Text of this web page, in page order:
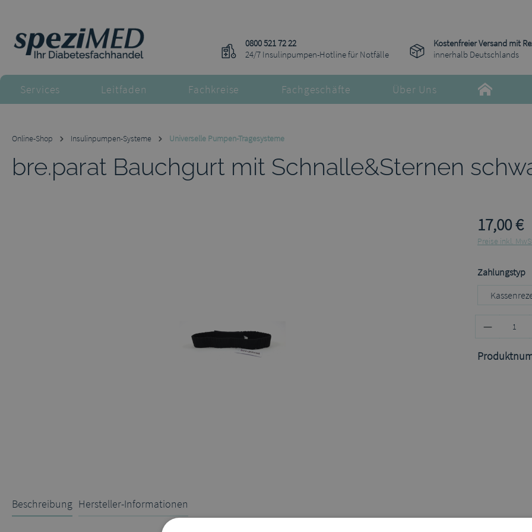
0800 521 72 22
24/7 Insulinpumpen-Hotline für Notfälle
Kostenfreier Versand mit
innerhalb Deutschlands
Services Leitfaden Fachkreise Fachgeschäfte Über Uns
Online-Shop Insulinpumpen-Systeme Universelle Pumpen-Tragesysteme
bre.parat Bauchgurt mit Schnalle&Sternen
17,00 €
Preise inkl.
Zahlungstyp
Beschreibung Hersteller-Informationen